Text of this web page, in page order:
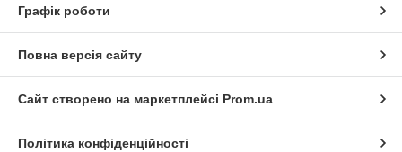
Графік роботи
Повна версія сайту
Сайт створено на маркетплейсі Prom.ua
Політика конфіденційності